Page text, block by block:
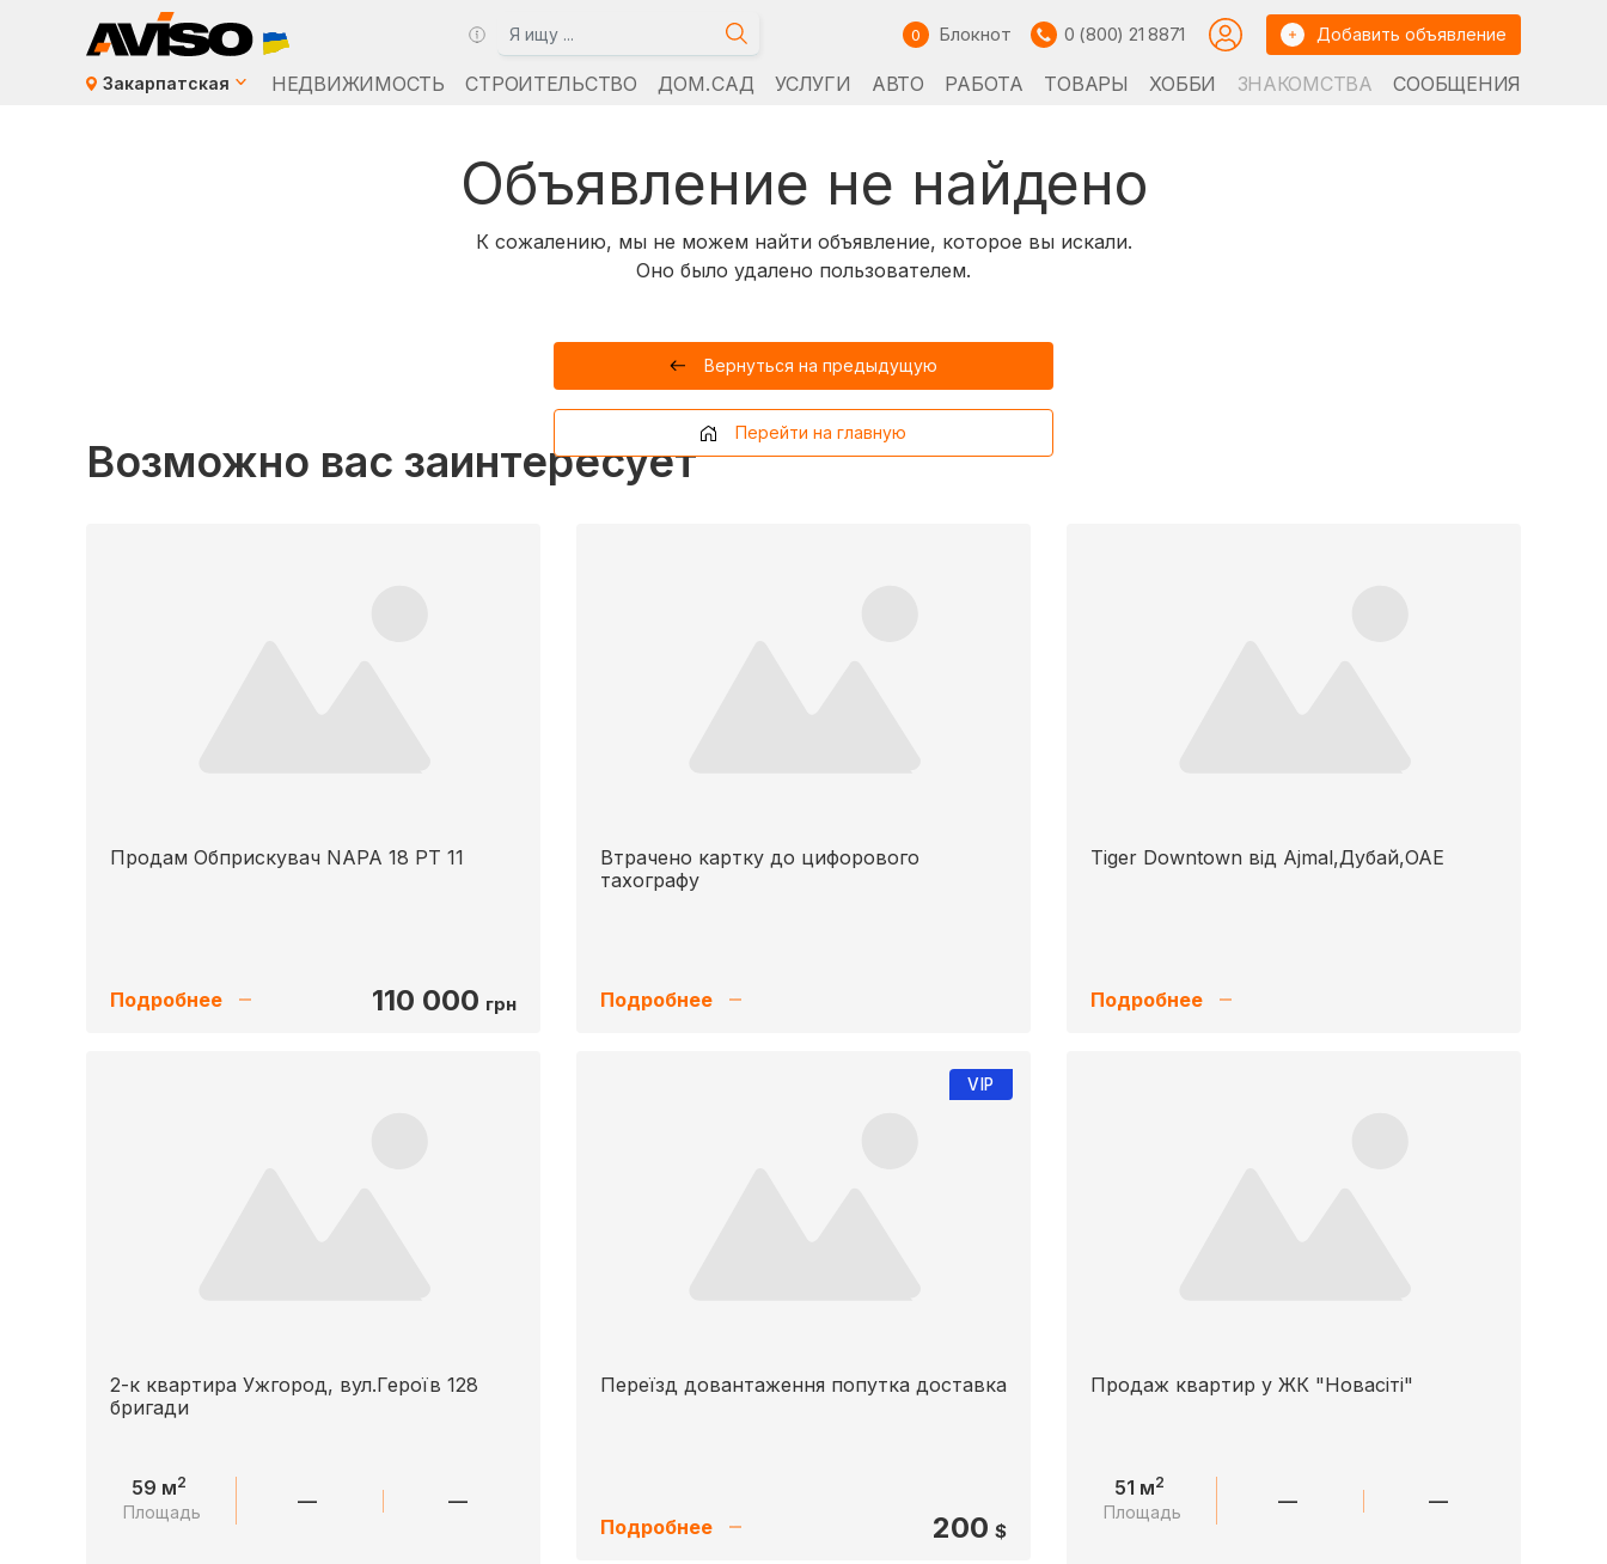
0 Блокнот 0 (800) 21 8871 Добавить объявление
Закарпатская НЕДВИЖИМОСТЬ СТРОИТЕЛЬСТВО ДОМ. САД УСЛУГИ АВТО РАБОТА ТОВАРЫ ХОББИ ЗНАКОМСТВА СООБЩЕНИЯ
Объявление не найдено
К сожалению, мы не можем найти объявление, которое вы искали.
Оно было удалено пользователем.
Вернуться на предыдущую
Перейти на главную
Возможно вас заинтересует
Продам Обприскувач NAPA 18 РТ 11
Подробнее 110 000 грн
Втрачено картку до цифорового
тахографу
Подробнее
Tiger Downtown від Ajmal,Дубай,ОАЕ
Подробнее
2-к квартира Ужгород, вул.Героїв 128
бригади
59 м2
Площадь — —
VIP
Переїзд довантаження попутка доставка
Подробнее 200 $
Продаж квартир у ЖК "Новасіті"
51 м2
Площадь — —